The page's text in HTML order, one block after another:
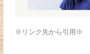
※リンク先から引用※